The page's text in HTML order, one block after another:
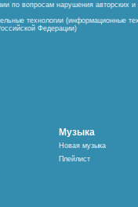
по вопросам нарушения авторских
технологии (информационные
Федерации)
Музыка
Новая музыка
Плейлист